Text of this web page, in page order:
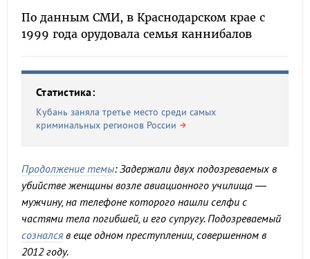
По данным СМИ, в Краснодарском крае с
1999 года орудовала семья каннибалов
Статистика:
Кубань заняла третье место среди самых
криминальных регионов России
Продолжение темы: Задержали двух подозреваемых в
убийстве женщины возле авиационного училища —
мужчину, на телефоне которого нашли селфи с
частями тела погибшей, и его супругу. Подозреваемый
сознался в еще одном преступлении, совершенном в
2012 году.